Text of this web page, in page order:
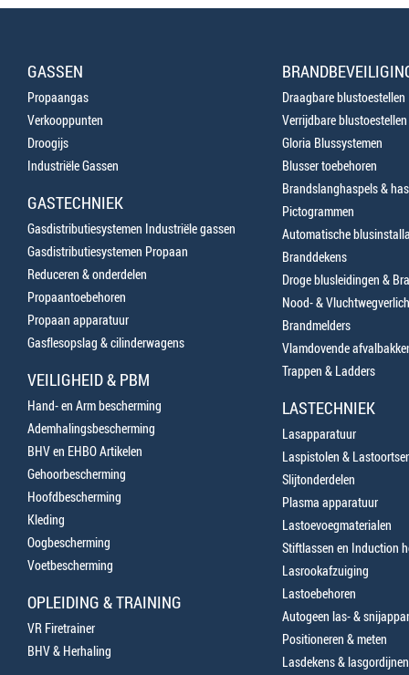
GASSEN
Propaangas
Verkooppunten
Droogijs
Industriële Gassen
GASTECHNIEK
Gasdistributiesystemen Industriële gassen
Gasdistributiesystemen Propaan
Reduceren & onderdelen
Propaantoebehoren
Propaan apparatuur
Gasflesopslag & cilinderwagens
VEILIGHEID & PBM
Hand- en Arm bescherming
Ademhalingsbescherming
BHV en EHBO Artikelen
Gehoorbescherming
Hoofdbescherming
Kleding
Oogbescherming
Voetbescherming
OPLEIDING & TRAINING
VR Firetrainer
BHV & Herhaling
Draagbare blustoestellen
Verrijdbare blustoestellen
Gloria Blussystemen
Blusser toebehoren
Brandslanghaspels &
Pictogrammen
Automatische
Branddekens
Droge blusleidingen &
Nood- &
Brandmelders
Vlamdovende
Trappen & Ladders
LASTECHNIEK
Lasapparatuur
Laspistolen &
Slijtonderdelen
Plasma apparatuur
Lastoevoegmaterialen
Stiftlassen en Induction
Lasrookafzuiging
Lastoebehoren
Autogeen las- &
Positioneren & meten
Lasdekens & lasgordijnen